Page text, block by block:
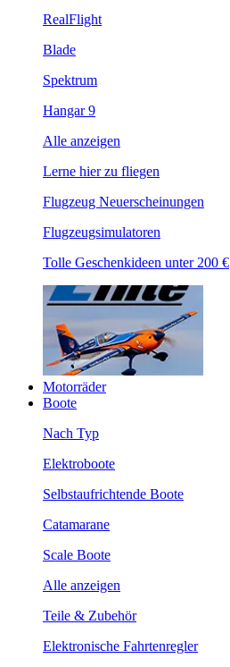
RealFlight
Blade
Spektrum
Hangar 9
Alle anzeigen
Lerne hier zu fliegen
Flugzeug Neuerscheinungen
Flugzeugsimulatoren
Tolle Geschenkideen unter 200 €
Motorräder
Boote
Nach Typ
Elektroboote
Selbstaufrichtende Boote
Catamarane
Scale Boote
Alle anzeigen
Teile & Zubehör
Elektronische Fahrtenregler